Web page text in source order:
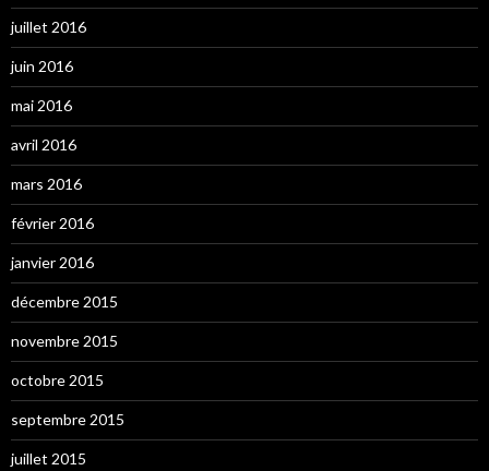
juillet 2016
juin 2016
mai 2016
avril 2016
mars 2016
février 2016
janvier 2016
décembre 2015
novembre 2015
octobre 2015
septembre 2015
juillet 2015